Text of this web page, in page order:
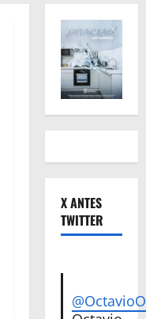
X ANTES
TWITTER